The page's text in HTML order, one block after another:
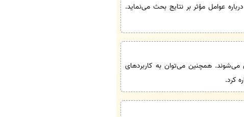
عوامل مؤثر بر نتایج بحث می‌نماید.
همچنین می‌توان به کاربردهای
کرد.